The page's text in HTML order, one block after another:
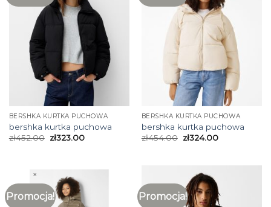
BERSHKA KURTKA PUCHOWA
bershka kurtka puchowa
zł452.00 zł323.00
BERSHKA KURTKA PUCHOWA
bershka kurtka puchowa
zł454.00 zł324.00
Promocja! Promocja!